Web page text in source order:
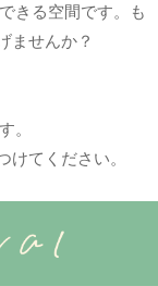
きる空間です。も
ませんか？
。
けてください。